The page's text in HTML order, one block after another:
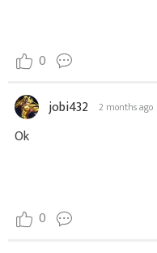
0
jobi432 2 months ago
Ok
0